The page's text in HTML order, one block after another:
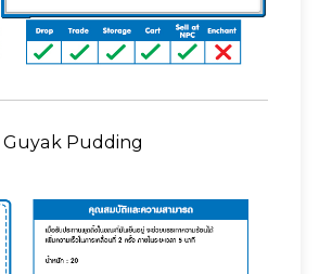
Guyak Pudding